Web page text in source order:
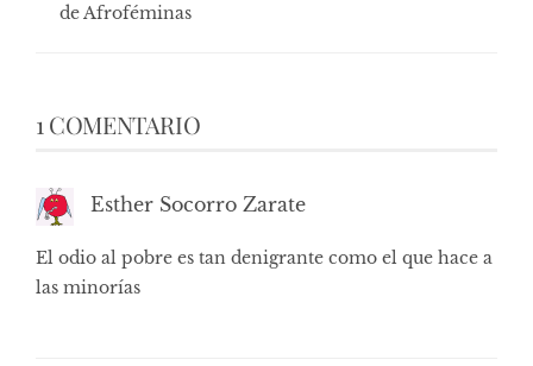
de Afroféminas
1 COMENTARIO
Esther Socorro Zarate
El odio al pobre es tan denigrante como el que hace a
las minorías